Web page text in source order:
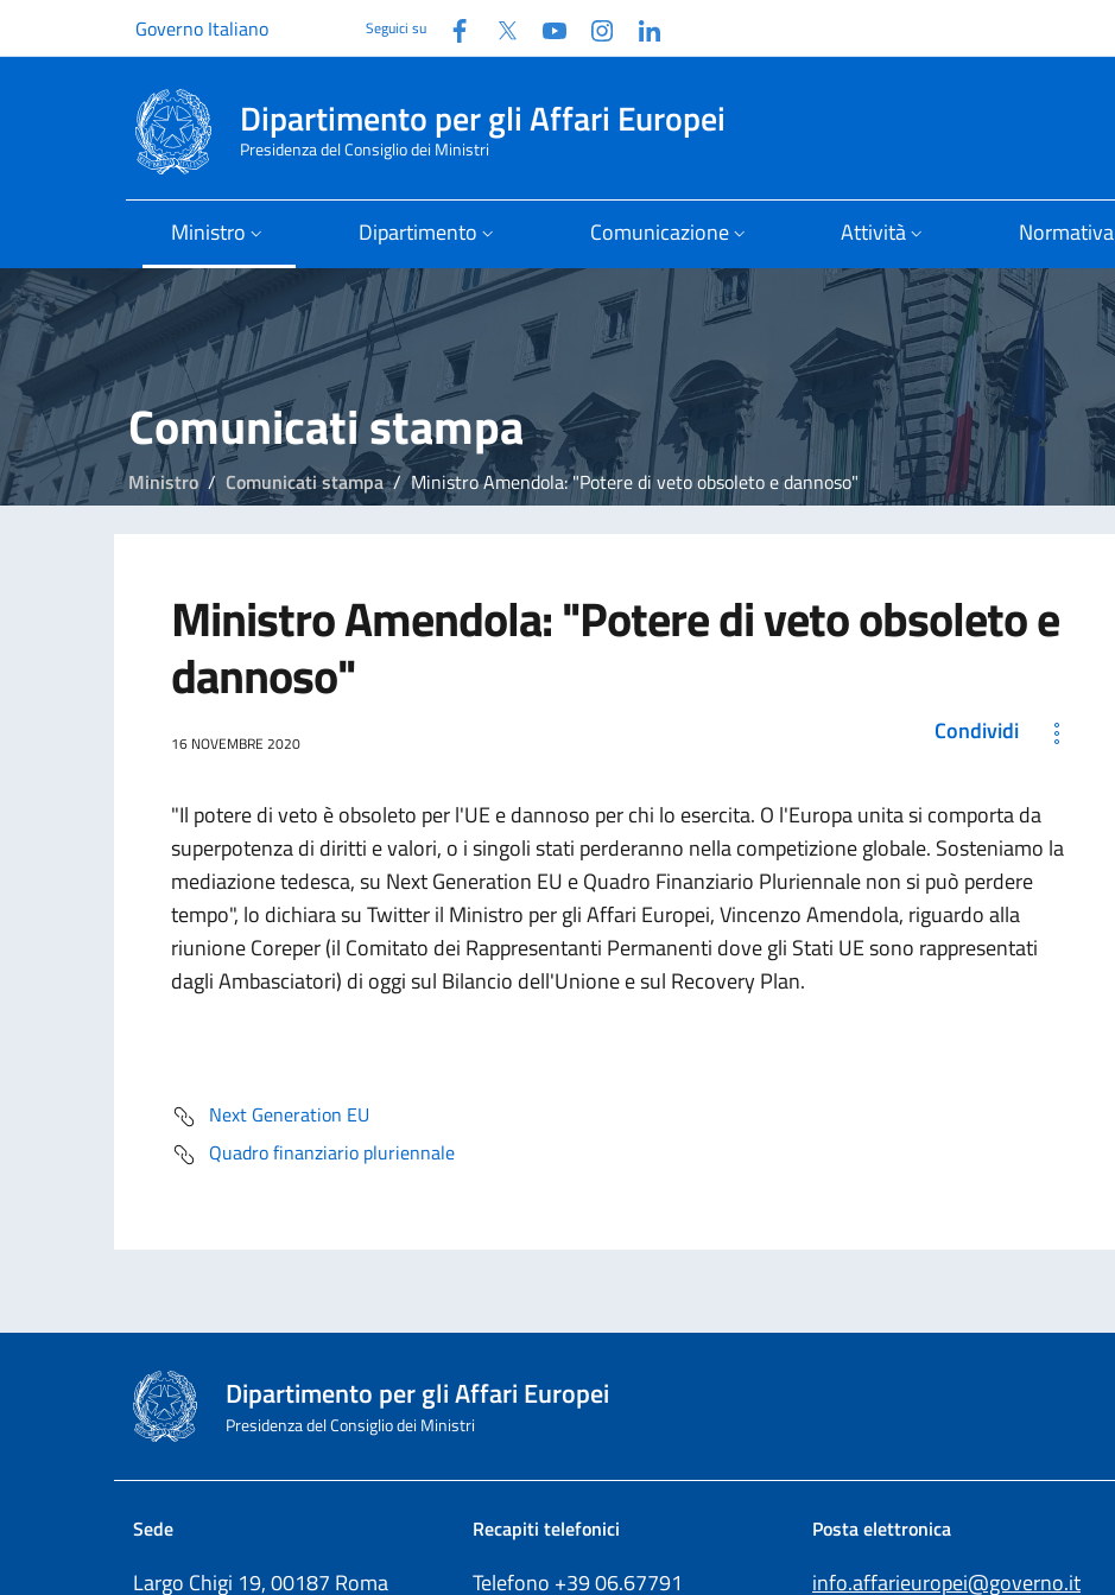
Governo Italiano Seguici su Facebook
Twitter YouTubeInstagram
Dipartimento per gli Affari Europei
Presidenza del Consiglio dei Ministri
Ministro Dipartimento Comunicazione Attività Normativa
Comunicati stampa
Ministro Comunicati stampa Ministro Amendola: "Potere di veto obsoleto e dannoso"
Ministro Amendola: "Potere di veto obsoleto e
dannoso"
16 NOVEMBRE 2020 Condividi
"Il potere di veto è obsoleto per l'UE e dannoso per chi lo esercita. O l'Europa unita si comporta da
superpotenza di diritti e valori, o i singoli stati perderanno nella competizione globale. Sosteniamo la
mediazione tedesca, su Next Generation EU e Quadro Finanziario Pluriennale non si può perdere
tempo", lo dichiara su Twitter il Ministro per gli Affari Europei, Vincenzo Amendola, riguardo alla
riunione Coreper (il Comitato dei Rappresentanti Permanenti dove gli Stati UE sono rappresentati
dagli Ambasciatori) di oggi sul Bilancio dell'Unione e sul Recovery Plan.
Next Generation EU
Quadro finanziario pluriennale
Dipartimento per gli Affari Europei
Presidenza del Consiglio dei Ministri
Sede
Largo Chigi 19, 00187 Roma
Recapiti telefonici
Telefono +3906.67791
Posta elettronica
info.affarieuropei@governo.it